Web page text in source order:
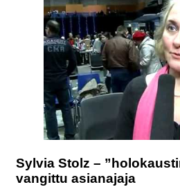
Sylvia Stolz –
vangittu asianajaja